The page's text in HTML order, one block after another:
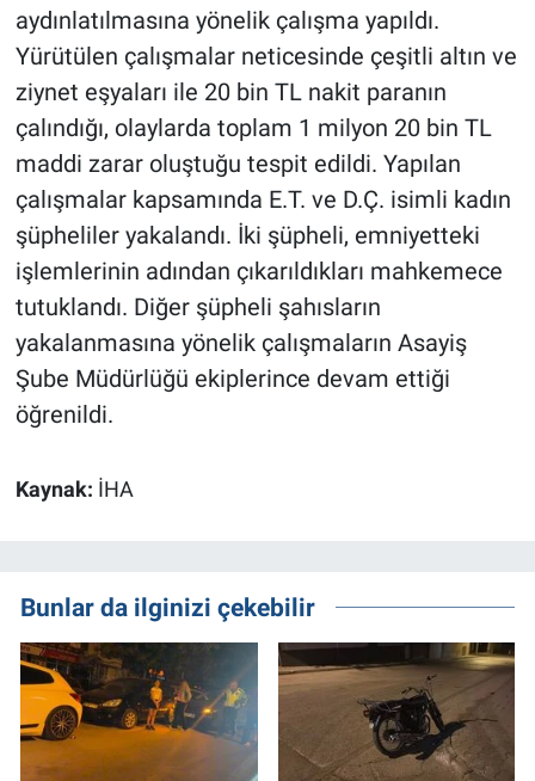
aydınlatılmasına yönelik çalışma yapıldı.
Yürütülen çalışmalar neticesinde çeşitli altın ve
ziynet eşyaları ile 20 bin TL nakit paranın
çalındığı, olaylarda toplam 1 milyon 20 bin TL
maddi zarar oluştuğu tespit edildi. Yapılan
çalışmalar kapsamında E.T. ve D.Ç. isimli kadın
şüpheliler yakalandı. İki şüpheli, emniyetteki
işlemlerinin adından çıkarıldıkları mahkemece
tutuklandı. Diğer şüpheli şahısların
yakalanmasına yönelik çalışmaların Asayiş
Şube Müdürlüğü ekiplerince devam ettiği
öğrenildi.
Kaynak: İHA
Bunlar da ilginizi çekebilir